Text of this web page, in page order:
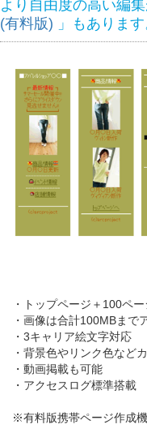
より自由度の高い編
(有料版) 」もあります
・トップページ＋100ペ
・画像は合計100MBまで
・3キャリア絵文字対応
・背景色やリンク色など
・動画掲載も可能
・アクセスログ標準搭載
※有料版携帯ページ作成